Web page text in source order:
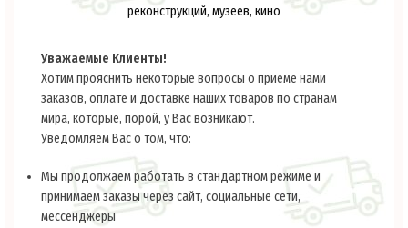
реконструкций, музеев, кино
Уважаемые Клиенты!
Хотим прояснить некоторые вопросы о приеме нами
заказов, оплате и доставке наших товаров по странам
мира, которые, порой, у Вас возникают.
Уведомляем Вас о том, что:
Мы продолжаем работать в стандартном режиме и
принимаем заказы через сайт, социальные сети,
мессенджеры